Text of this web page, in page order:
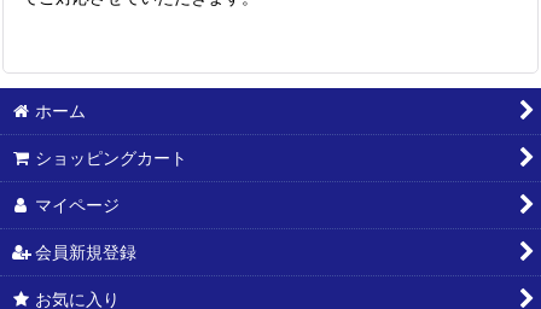
ホーム
ショッピングカート
マイページ
会員新規登録
お気に入り